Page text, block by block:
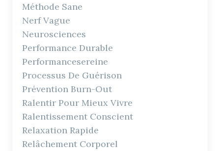
Méthode Sane
Nerf Vague
Neurosciences
Performance Durable
Performancesereine
Processus De Guérison
Prévention Burn-Out
Ralentir Pour Mieux Vivre
Ralentissement Conscient
Relaxation Rapide
Relâchement Corporel